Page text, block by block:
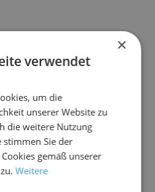
für Luftpolster- und
und Durchmesser bis 80
×
verwendet
um die
unserer Website zu
die weitere Nutzung
stimmen Sie der
gemäß unserer
zu.Weitere